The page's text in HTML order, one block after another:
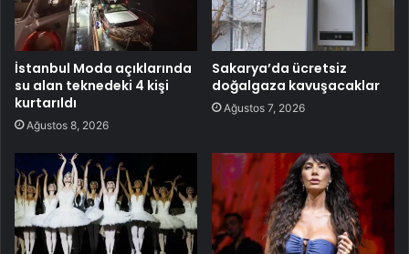
İstanbul Moda açıklarında
su alan teknedeki 4 kişi
kurtarıldı
Ağustos 8, 2026
Sakarya’da ücretsiz
doğalgaza kavuşacaklar
Ağustos 7, 2026